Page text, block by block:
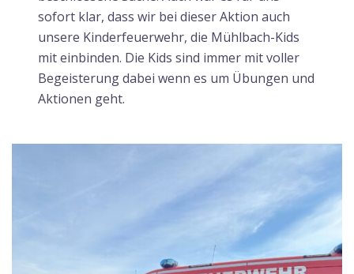
sofort klar, dass wir bei dieser Aktion auch
unsere Kinderfeuerwehr, die Mühlbach-Kids
mit einbinden. Die Kids sind immer mit voller
Begeisterung dabei wenn es um Übungen und
Aktionen geht.